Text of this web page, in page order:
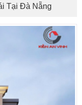
Tại Đà Nẵng